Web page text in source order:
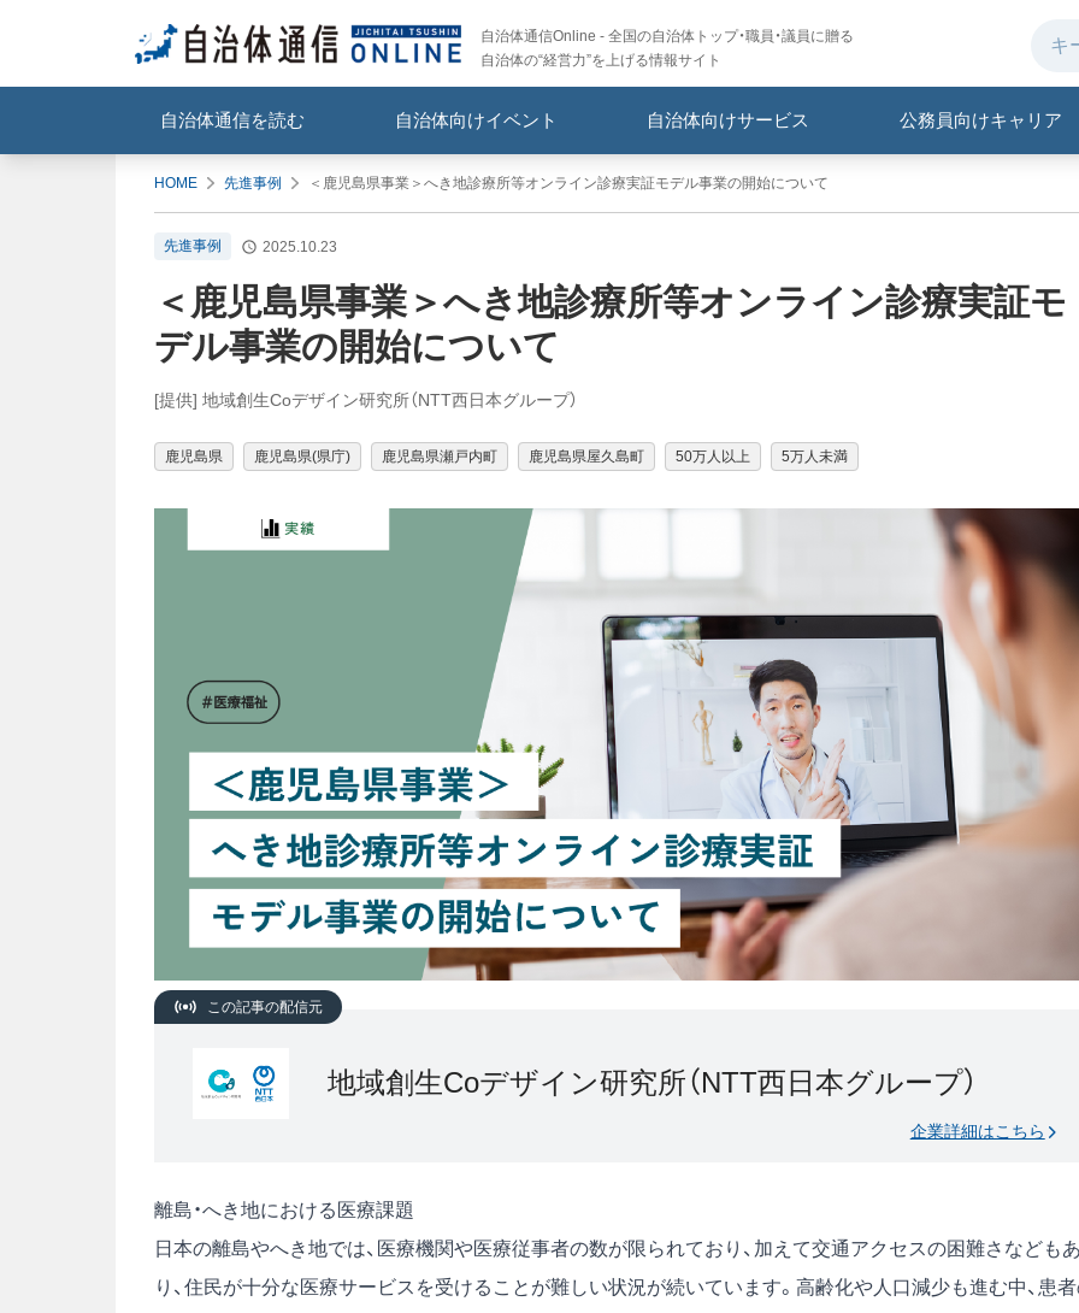
自治体通信Online - 全国の自治体トップ・職員・議員に贈る
自治体の“経営力”を上げる情報サイト
自治体通信を読む 自治体向けイベント 自治体向けサービス 公務員向けキャリア
HOME 先進事例 ＜鹿児島県事業＞へき地診療所等オンライン診療実証モデル事業の開始について
先進事例 2025.10.23
＜鹿児島県事業＞へき地診療所等オンライン診療実証モ
デル事業の開始について
[提供] 地域創生Coデザイン研究所（NTT西日本グループ）
鹿児島県 鹿児島県(県庁) 鹿児島県瀬戸内町 鹿児島県屋久島町 50万人以上 5万人未満
この記事の配信元
地域創生Coデザイン研究所（NTT西日本グループ）
企業詳細はこちら
離島・へき地における医療課題
日本の離島やへき地では、医療機関や医療従事者の数が限られており、加えて交通アクセスの困難さなどもあ
り、住民が十分な医療サービスを受けることが難しい状況が続いています。高齢化や人口減少も進む中、患